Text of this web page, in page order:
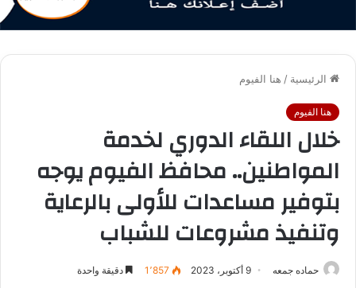
الرئيسية / هنا الفيوم
هنا الفيوم
خلال اللقاء الدوري لخدمة
المواطنين.. محافظ الفيوم يوجه
بتوفير مساعدات للأولى بالرعاية
وتنفيذ مشروعات للشباب
حماده جمعه 9 أكتوبر، 2023 1٬857 دقيقة واحدة